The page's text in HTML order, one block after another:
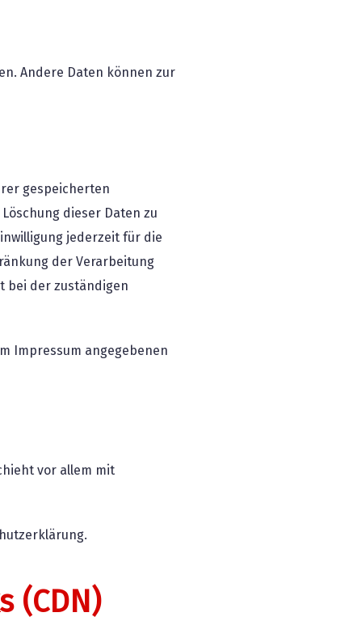
Andere Daten können zur
gespeicherten
dieser Daten zu
jederzeit für die
der Verarbeitung
bei der zuständigen
Impressum angegebenen
vor allem mit
(CDN)